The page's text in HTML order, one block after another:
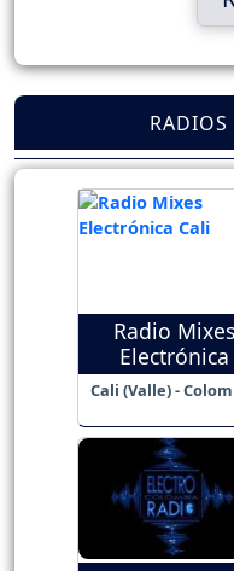
RADIOS
Radio Mixes
Electrónica
Cali (Valle) -